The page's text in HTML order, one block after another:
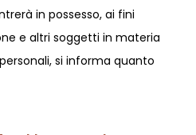
in possesso, ai fini
e altri soggetti in materia
si informa quanto